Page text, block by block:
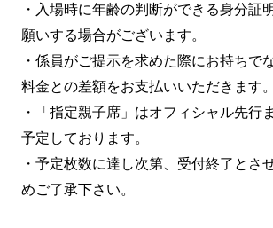
・入場時に年齢の判断ができる身分証
願いする場合がございます。
・係員がご提示を求めた際にお持ちで
料金との差額をお支払いいただきます。
・「指定親子席」はオフィシャル先行
予定しております。
・予定枚数に達し次第、受付終了とさ
めご了承下さい。